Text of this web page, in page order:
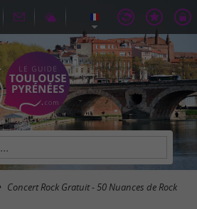
Concert Rock Gratuit - 50 Nuances de Rock